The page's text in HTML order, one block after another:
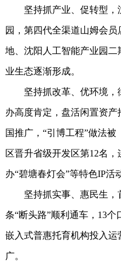
坚持抓产业、促转型，
园，第四代全渠道山姆会
地、沈阳人工智能产业园
业生态逐渐形成。
坚持抓改革、优环境，
办高度肯定，盘活闲置资
国推广，“引博工程”做法
区晋升省级开发区第12名
办“碧塘春灯会”等特色IP活
坚持抓实事、惠民生，
条“断头路”顺利通车，13
嵌入式普惠托育机构投入运
广。